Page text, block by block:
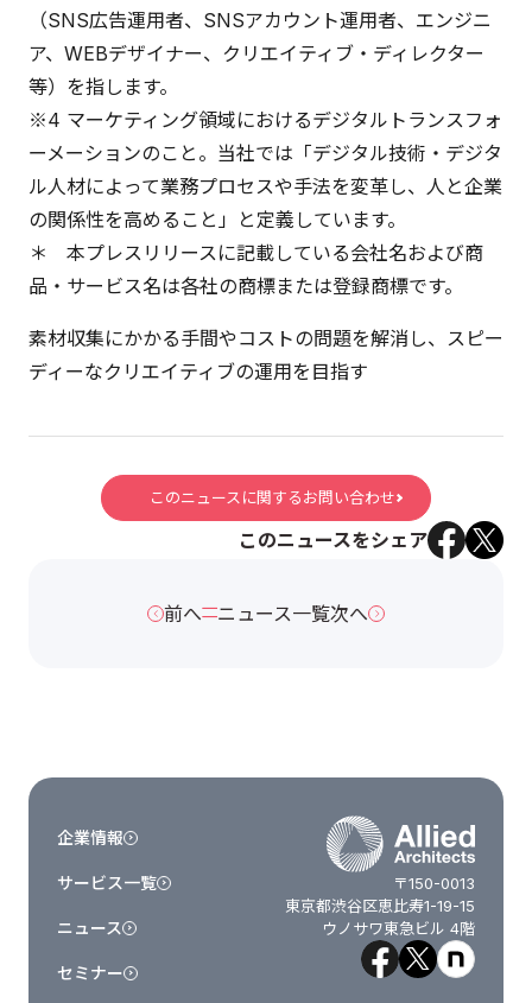
（SNS広告運用者、SNSアカウント運用者、エンジニ
ア、WEBデザイナー、クリエイティブ・ディレクター
等）を指します。
※4 マーケティング領域におけるデジタルトランスフォ
ーメーションのこと。当社では「デジタル技術・デジタ
ル人材によって業務プロセスや手法を変革し、人と企業
の関係性を高めること」と定義しています。
＊ 本プレスリリースに記載している会社名および商
品・サービス名は各社の商標または登録商標です。
素材収集にかかる手間やコストの問題を解消し、スピー
ディーなクリエイティブの運用を目指す
このニュースに関するお問い合わせ
このニュースをシェア
前へ ニュース一覧次へ
〒150-0013
東京都渋谷区恵比寿1-19-15
ウノサワ東急ビル 4階
企業情報
サービス一覧
ニュース
セミナー